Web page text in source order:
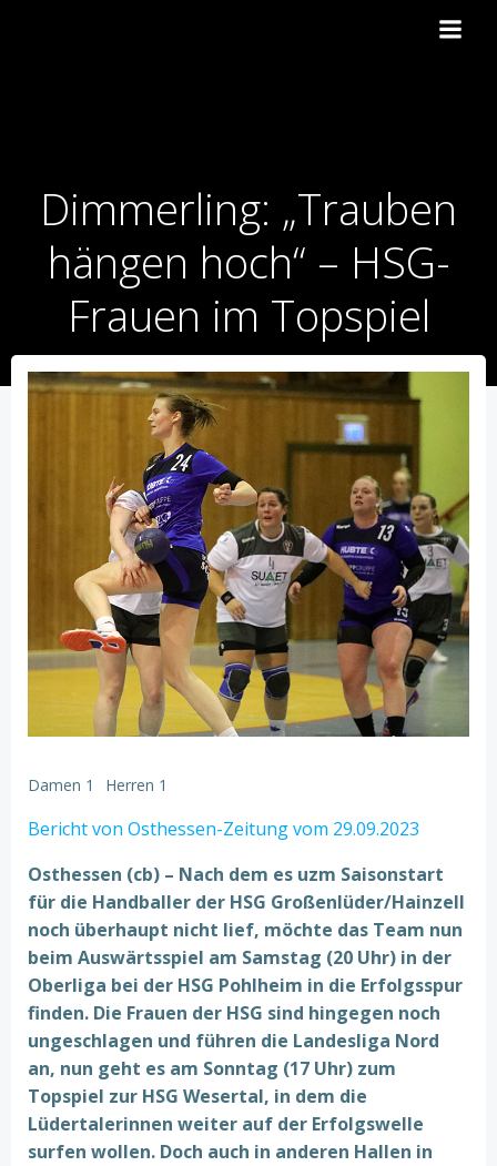
Dimmerling: „Trauben
hängen hoch“ – HSG-
Frauen im Topspiel
Damen 1 Herren 1
Bericht von Osthessen-Zeitung vom 29.09.2023
Osthessen (cb) – Nach dem es uzm Saisonstart
für die Handballer der HSG Großenlüder/Hainzell
noch überhaupt nicht lief, möchte das Team nun
beim Auswärtsspiel am Samstag (20 Uhr) in der
Oberliga bei der HSG Pohlheim in die Erfolgsspur
finden. Die Frauen der HSG sind hingegen noch
ungeschlagen und führen die Landesliga Nord
an, nun geht es am Sonntag (17 Uhr) zum
Topspiel zur HSG Wesertal, in dem die
Lüdertalerinnen weiter auf der Erfolgswelle
surfen wollen. Doch auch in anderen Hallen in